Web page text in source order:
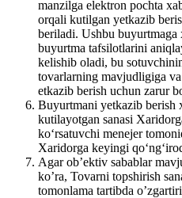
manzilga elektron pochta
orqali kutilgan yetkazib
beriladi. Ushbu buyurtmaga
buyurtma tafsilotlarini
kelishib oladi, bu
tovarlarning mavjudligiga
etkazib berish uchun zarur
Buyurtmani yetkazib berish
kutilayotgan sanasi
ko‘rsatuvchi menejer
Xaridorga keyingi
Agar ob’ektiv sabablar
ko’ra, Tovarni topshirish
tomonlama tartibda